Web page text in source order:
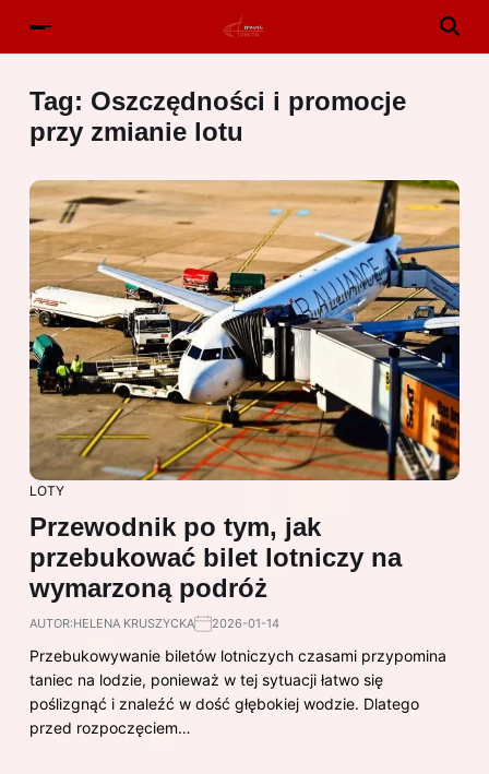
Tag: Oszczędności i promocje
przy zmianie lotu
LOTY
Przewodnik po tym, jak
przebukować bilet lotniczy na
wymarzoną podróż
AUTOR:HELENA KRUSZYCKA 2026-01-14
Przebukowywanie biletów lotniczych czasami przypomina
taniec na lodzie, ponieważ w tej sytuacji łatwo się
poślizgnąć i znaleźć w dość głębokiej wodzie. Dlatego
przed rozpoczęciem…